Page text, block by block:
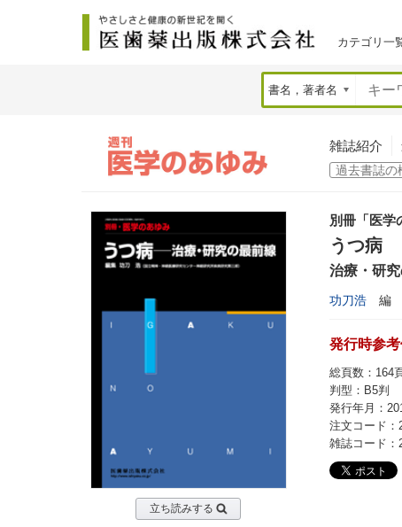
カテゴリ一
雑誌紹介
立ち読みする
別冊「医学
うつ病
治療・研
功刀浩 編
発行時参
総頁数：164
判型：B5判
発行年月：
注文コード：
雑誌コード：